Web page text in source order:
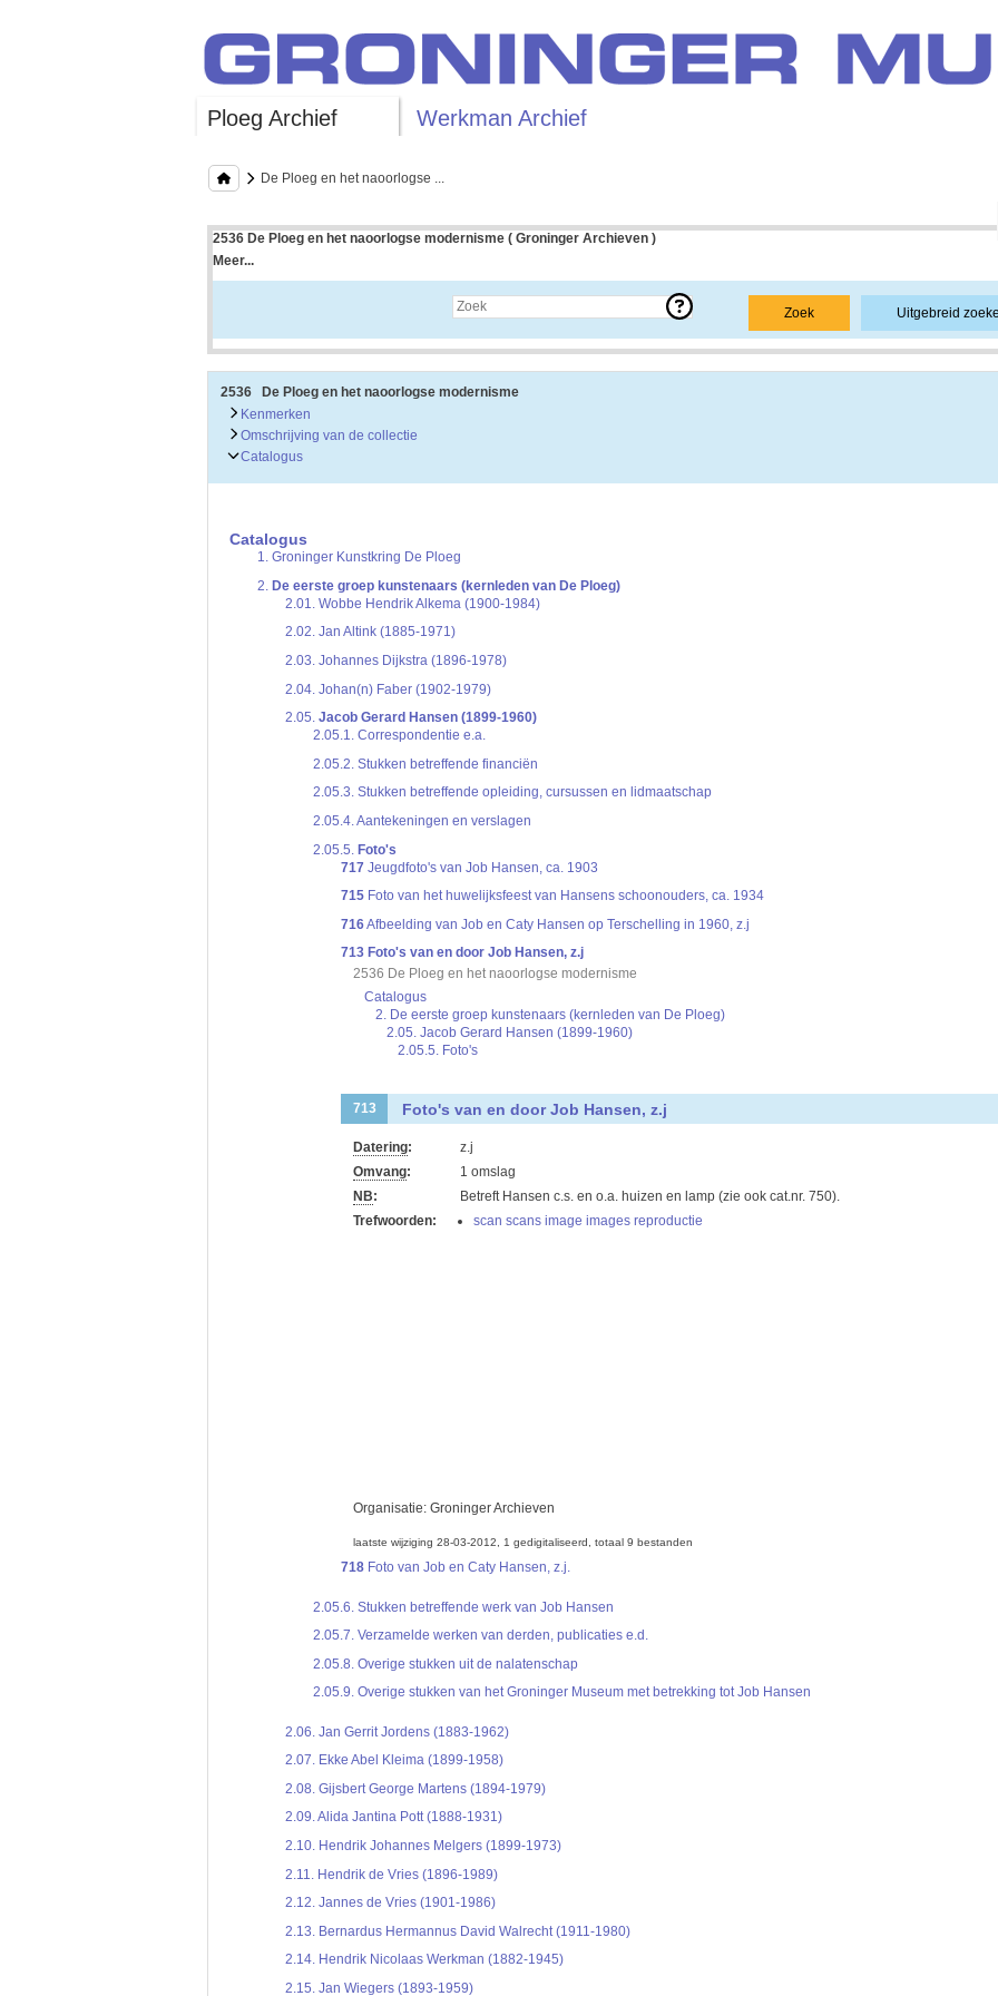
Ploeg Archief Werkman Archief
De Ploeg en het naoorlogse ...
2536 De Ploeg en het naoorlogse modernisme ( Groninger Archieven )
Meer...
Uitleg bij archieftoegang
Een archieftoegang geeft uitgebreide informatie over een bepaald archief.
• Kenmerken van het archief
• Inleiding op het archief
• Inventaris of plaatsingslijst
• Eventueel bijlagen
De kenmerken van het archief zijn o.m. de omvang, vindplaats, beschikbaarheid, openbaarheid en andere.
De inleiding op het archief bevat interessante informatie over de geschiedenis van het archief, achtergronden van de
bevatten.
Bij het zoeken in de inventaris wordt de hiërarchie gevolgd. De rubrieken in de inventaris maken deel uit van de beschrijving op
Zoek Uitgebreid
2536 De Ploeg en het naoorlogse modernisme
Kenmerken
Omschrijving van de collectie
Catalogus
Catalogus
1.Groninger Kunstkring De Ploeg
2. De eerste groep kunstenaars (kernleden van De Ploeg)
2.01.Wobbe Hendrik Alkema (1900-1984)
2.02.Jan Altink (1885-1971)
2.03.Johannes Dijkstra (1896-1978)
2.04. Johan(n) Faber (1902-1979)
2.05. Jacob Gerard Hansen (1899-1960)
2.05.1.Correspondentie e.a.
2.05.2.Stukken betreffende financiën
2.05.3.Stukken betreffende opleiding, cursussen en lidmaatschap
2.05.4.Aantekeningen en verslagen
2.05.5. Foto's
717Jeugdfoto's van Job Hansen, ca. 1903
715Foto van het huwelijksfeest van Hansens schoonouders, ca. 1934
716Afbeelding van Job en Caty Hansen op Terschelling in 1960, z.j
713 Foto's van en door Job Hansen, z.j
2536 De Ploeg en het naoorlogse modernisme
Catalogus
2. De eerste groep kunstenaars (kernleden van De Ploeg)
2.05. Jacob Gerard Hansen (1899-1960)
2.05.5. Foto's
713 Foto's van en door Job Hansen, z.j
Datering:
z.j
Omvang:
1 omslag
NB:
Betreft Hansen c.s. en o.a. huizen en lamp (zie ook cat.nr. 750).
Trefwoorden:
scan scans image images reproductie
Organisatie: Groninger Archieven
laatste wijziging 28-03-2012 1 gedigitaliseerd totaal 9 bestanden
718Foto van Job en Caty Hansen, z.j.
2.05.6. Stukken betreffende werk van Job Hansen
2.05.7.Verzamelde werken van derden, publicaties e.d.
2.05.8.Overige stukken uit de nalatenschap
2.05.9.Overige stukken van het Groninger Museum met betrekking tot Job Hansen
2.06. Jan Gerrit Jordens (1883-1962)
2.07.Ekke Abel Kleima (1899-1958)
2.08. Gijsbert George Martens (1894-1979)
2.09.Alida Jantina Pott (1888-1931)
2.10.Hendrik Johannes Melgers (1899-1973)
2.11.
Hendrik de Vries (1896-1989)
2.12.Jannes de Vries (1901-1986)
2.13. Bernardus Hermannus David Walrecht (1911-1980)
2.14.Hendrik Nicolaas Werkman (1882-1945)
2.15.Jan Wiegers (1893-1959)